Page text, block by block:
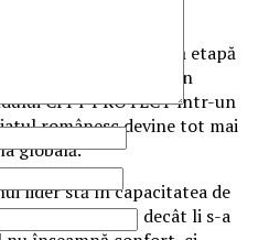
reprezintă o nouă etapă
al lui Bogdan
CITY PROTECT într-un
românesc devine tot mai
globală.
lider stă în capacitatea de
că pot mai mult decât li s-a